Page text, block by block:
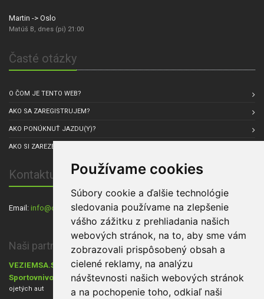
Používame cookies
Súbory cookie a ďalšie technológie
sledovania používame na zlepšenie
vášho zážitku z prehliadania našich
webových stránok, na to, aby sme vám
zobrazovali prispôsobený obsah a
cielené reklamy, na analýzu
návštevnosti našich webových stránok
a na pochopenie toho, odkiaľ naši
Martin -> Oslo
Matúš B, dnes (pi) 21:00
Časté otázky
O ČOM JE TENTO WEB?
AKO SA ZAREGISTRUJEM?
AKO PONÚKNUŤ JAZDU(Y)?
AKO SI ZAREZERVOVAŤ JAZDU?
Kontaktuj nás
Email: info@carpul.eu, Sídlo spoločnosti: Praha, Česká republika
Naši partneri:
VEZIEMSA.SK - Dovoz áut zo zahraničia, Cestovanie s Walkers.sk
Sportovnivozy.cz- inzerce sportovních aut,Ráj aut- inzerce nových i
ojetých aut